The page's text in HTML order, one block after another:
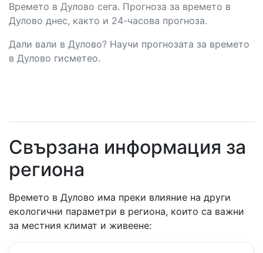
Времето в Дулово сега. Прогноза за времето в
Дулово днес, както и 24-часова прогноза.
Дали вали в Дулово? Научи прогнозата за времето
в Дулово гисметео.
Свързана информация за
региона
Времето в Дулово има преки влияние на други
екологични параметри в региона, които са важни
за местния климат и живеене: